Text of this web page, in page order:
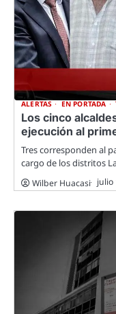
ALERTAS EN PORTADA
Los cinco
ejecución al
Tres corresponden al
cargo de los distritos
Wilber Huacasi julio